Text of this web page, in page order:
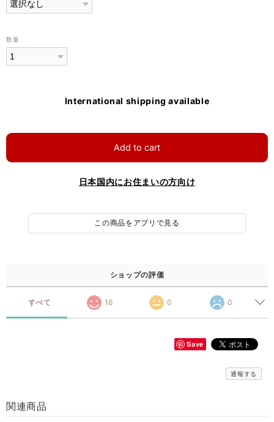
数量
International shipping available
Add to cart
日本国内にお住まいの方向け
この商品をアプリで見る
ショップの評価
すべて 16 0 0
Save
通報する
関連商品